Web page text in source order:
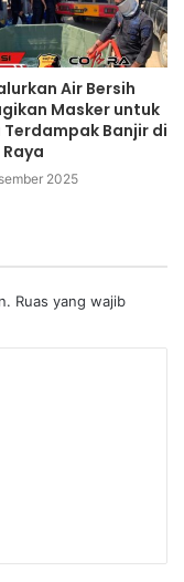
Air Bersih
Masker untuk
Banjir di
2025
Ruas yang wajib